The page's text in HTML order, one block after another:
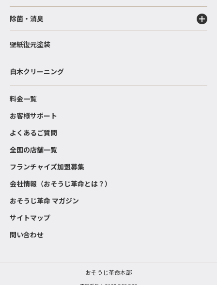
除菌・消臭
壁紙復元塗装
白木クリーニング
料金一覧
お客様サポート
よくあるご質問
全国の店舗一覧
フランチャイズ加盟募集
会社情報（おそうじ革命とは？）
おそうじ革命 マガジン
サイトマップ
問い合わせ
おそうじ革命本部